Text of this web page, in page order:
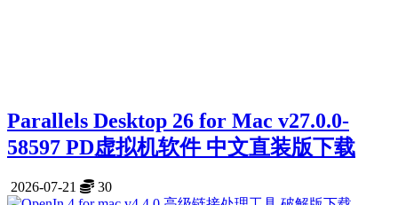
Parallels Desktop 26 for Mac v27.0.0-
58597 PD虚拟机软件 中文直装版下载
2026-07-21 30